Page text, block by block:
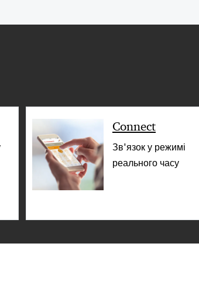
Connect
Зв'язок у режимі
реального часу